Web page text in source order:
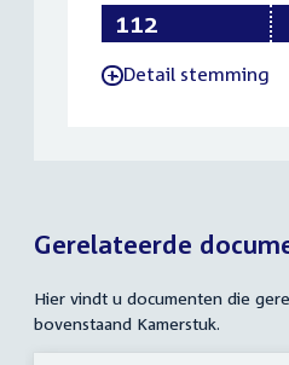
-Detail stemming
Gerelateerde
Hier vindt u documenten die
bovenstaand Kamerstuk.